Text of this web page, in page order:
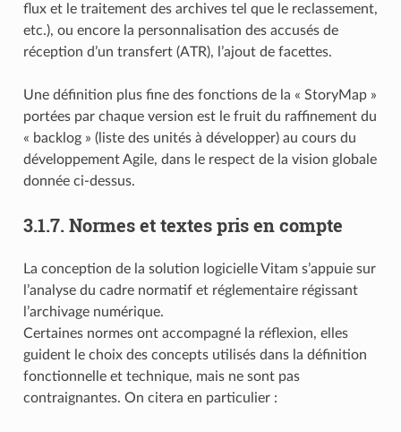
flux et le traitement des archives tel que le reclassement,
etc.), ou encore la personnalisation des accusés de
réception d’un transfert (ATR), l’ajout de facettes.
Une définition plus fine des fonctions de la « StoryMap »
portées par chaque version est le fruit du raffinement du
« backlog » (liste des unités à développer) au cours du
développement Agile, dans le respect de la vision globale
donnée ci-dessus.
3.1.7. Normes et textes pris en compte
La conception de la solution logicielle Vitam s’appuie sur
l’analyse du cadre normatif et réglementaire régissant
l’archivage numérique.
Certaines normes ont accompagné la réflexion, elles
guident le choix des concepts utilisés dans la définition
fonctionnelle et technique, mais ne sont pas
contraignantes. On citera en particulier :